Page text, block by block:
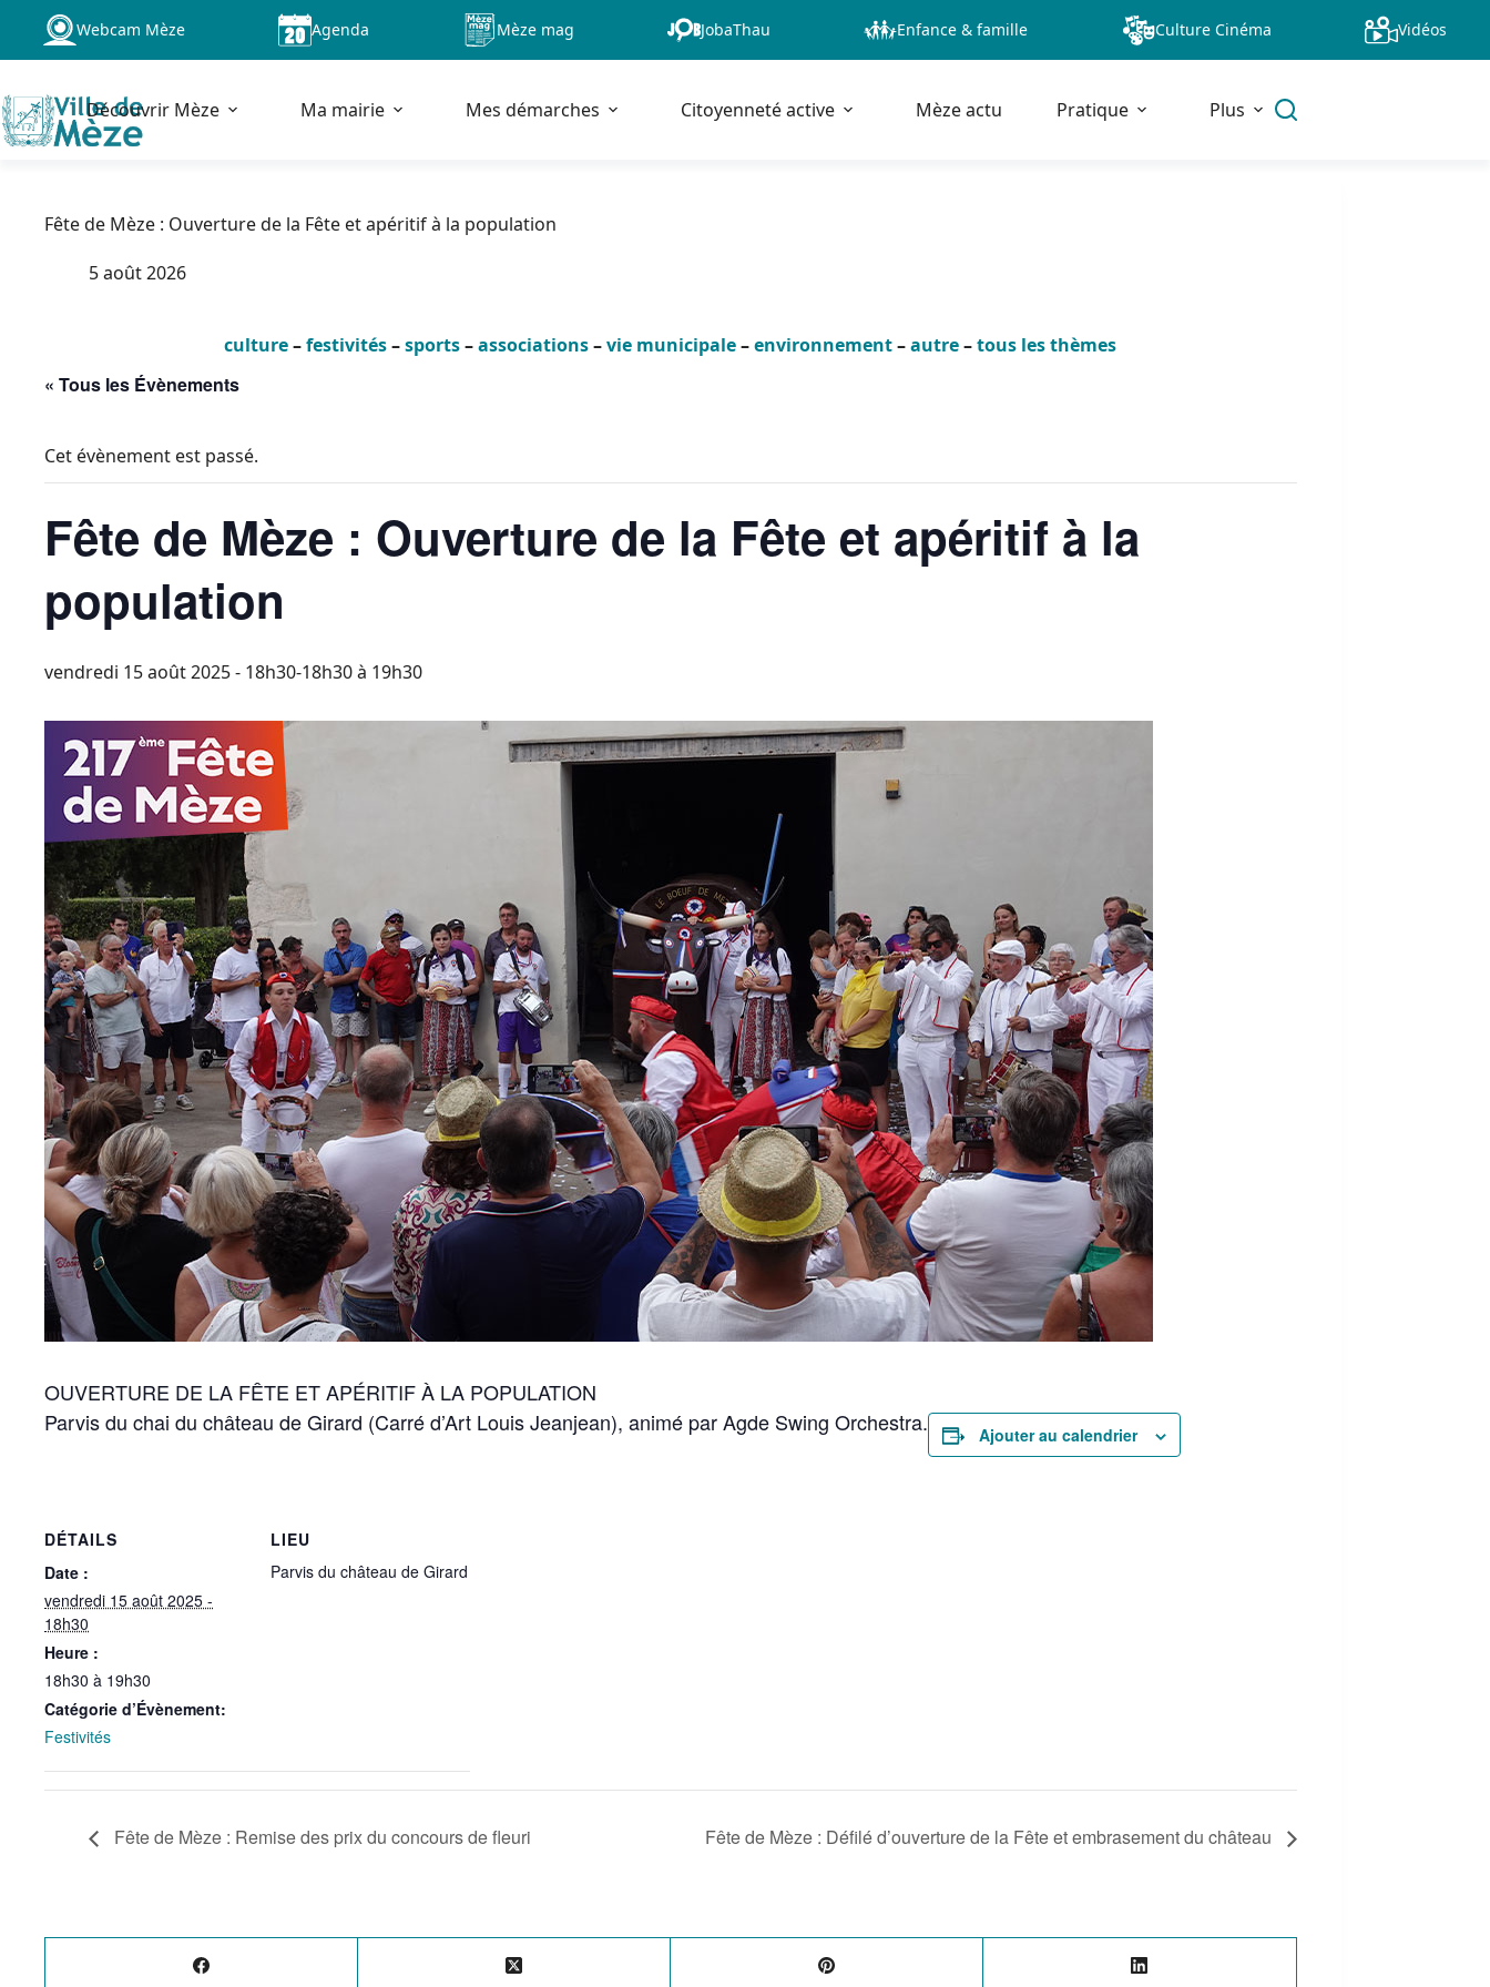
Passer
contenu
Webcam Mèze Agenda Mèze mag JobaThau Enfance & famille Culture Cinéma Vidéos
Découvrir Mèze Ma mairie Mes démarches Citoyenneté active Mèze actu Pratique Plus
Fête de Mèze : Ouverture de la Fête et apéritif à la population
5 août 2026
culture–festivités–sports–associations–vie municipale–environnement–autre–tous les thèmes
« Tous les Évènements
Cet évènement est passé.
Fête de Mèze : Ouverture de la Fête et apéritif à la
population
vendredi 15 août 2025 - 18h30-18h30à 19h30
OUVERTURE DE LA FÊTE ET APÉRITIF À LA POPULATION
Parvis du chai du château de Girard (Carré d’Art Louis Jeanjean), animé par Agde Swing Orchestra.
Ajouter au calendrier
DÉTAILS
Date :
vendredi 15 août 2025 -
18h30
Heure :
18h30 à 19h30
Catégorie d’Évènement:
Festivités
LIEU
Parvis du château de Girard
Fête de Mèze : Remise des prix du concours de fleuri Fête de Mèze : Défilé d’ouverture de la Fête et embrasement du château